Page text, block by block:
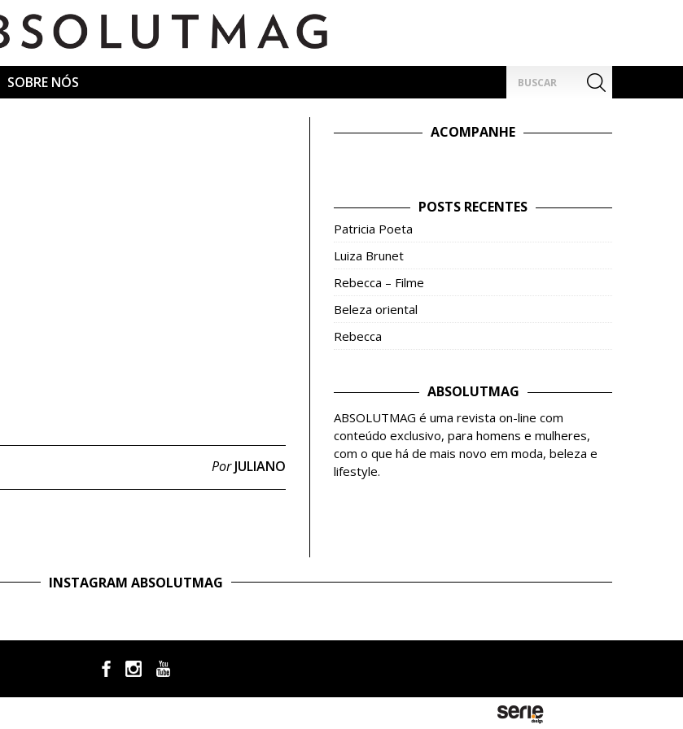
SOBRE NÓS
por:
PorJULIANO
ACOMPANHE
POSTS RECENTES
Patricia Poeta
Luiza Brunet
Rebecca – Filme
Beleza oriental
Rebecca
ABSOLUTMAG
ABSOLUTMAG é uma revista on-line com
conteúdo exclusivo, para homens e mulheres,
com o que há de mais novo em moda, beleza e
lifestyle.
INSTAGRAM ABSOLUTMAG